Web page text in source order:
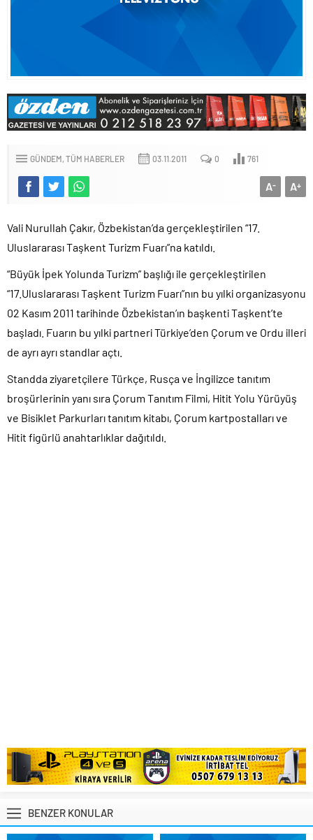
GÜNDEM TÜM HABERLER 03.11.2011 0 761
A+
A-
Vali Nurullah Çakır, Özbekistan’da gerçekleştirilen “17.
Uluslararası Taşkent Turizm Fuarı”na katıldı.
“Büyük İpek Yolunda Turizm” başlığı ile gerçekleştirilen
“17.Uluslararası Taşkent Turizm Fuarı”nın bu yılki organizasyonu
02 Kasım 2011 tarihinde Özbekistan’ın başkenti Taşkent’te
başladı. Fuarın bu yılki partneri Türkiye’den Çorum ve Ordu illeri
de ayrı ayrı standlar açtı.
Standda ziyaretçilere Türkçe, Rusça ve İngilizce tanıtım
broşürlerinin yanı sıra Çorum Tanıtım Filmi, Hitit Yolu Yürüyüş
ve Bisiklet Parkurları tanıtım kitabı, Çorum kartpostalları ve
Hitit figürlü anahtarlıklar dağıtıldı.
BENZER KONULAR